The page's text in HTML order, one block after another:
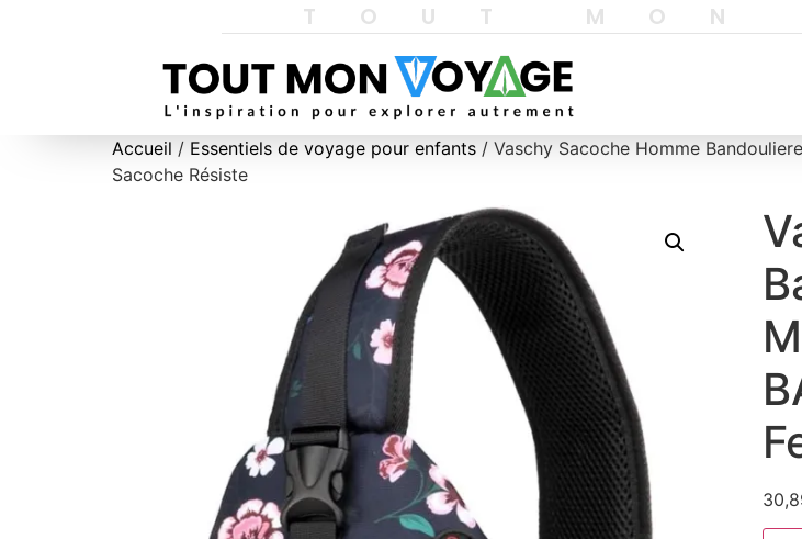
TOUT MON
Accueil / Essentiels de voyage pour enfants / Vaschy Sacoche Homme
Sacoche Résiste